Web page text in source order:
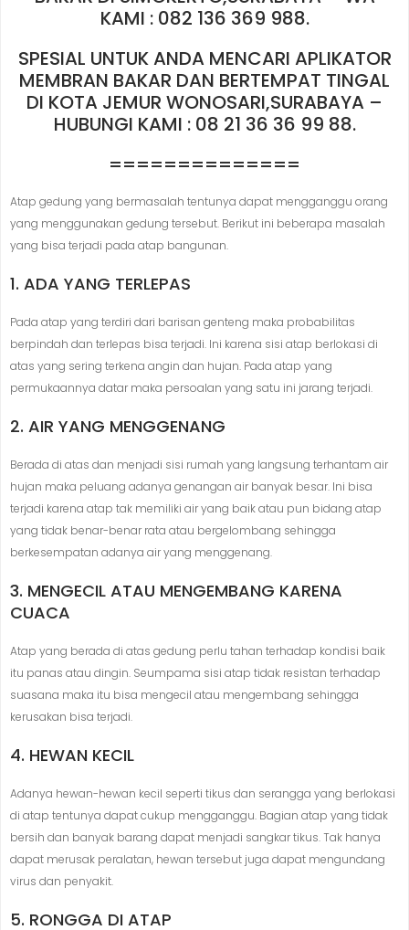
KAMI : 082 136 369 988.
SPESIAL UNTUK ANDA MENCARI APLIKATOR
MEMBRAN BAKAR DAN BERTEMPAT TINGAL
DI KOTA JEMUR WONOSARI,SURABAYA –
HUBUNGI KAMI : 08 21 36 36 99 88.
==============
Atap gedung yang bermasalah tentunya dapat mengganggu orang
yang menggunakan gedung tersebut. Berikut ini beberapa masalah
yang bisa terjadi pada atap bangunan.
1. ADA YANG TERLEPAS
Pada atap yang terdiri dari barisan genteng maka probabilitas
berpindah dan terlepas bisa terjadi. Ini karena sisi atap berlokasi di
atas yang sering terkena angin dan hujan. Pada atap yang
permukaannya datar maka persoalan yang satu ini jarang terjadi.
2. AIR YANG MENGGENANG
Berada di atas dan menjadi sisi rumah yang langsung terhantam air
hujan maka peluang adanya genangan air banyak besar. Ini bisa
terjadi karena atap tak memiliki air yang baik atau pun bidang atap
yang tidak benar-benar rata atau bergelombang sehingga
berkesempatan adanya air yang menggenang.
3. MENGECIL ATAU MENGEMBANG KARENA
CUACA
Atap yang berada di atas gedung perlu tahan terhadap kondisi baik
itu panas atau dingin. Seumpama sisi atap tidak resistan terhadap
suasana maka itu bisa mengecil atau mengembang sehingga
kerusakan bisa terjadi.
4. HEWAN KECIL
Adanya hewan-hewan kecil seperti tikus dan serangga yang berlokasi
di atap tentunya dapat cukup mengganggu. Bagian atap yang tidak
bersih dan banyak barang dapat menjadi sangkar tikus. Tak hanya
dapat merusak peralatan, hewan tersebut juga dapat mengundang
virus dan penyakit.
5. RONGGA DI ATAP